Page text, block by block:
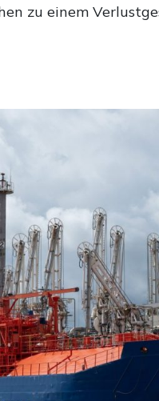
zu einem